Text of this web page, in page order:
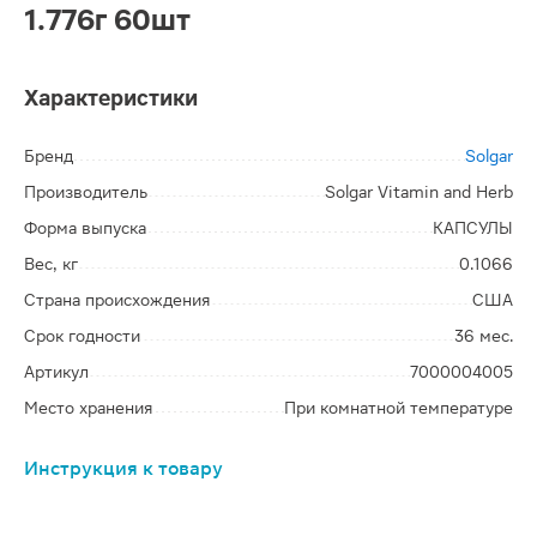
1.776г 60шт
Характеристики
Бренд
Solgar
Производитель
Solgar Vitamin and Herb
Форма выпуска
КАПСУЛЫ
Вес, кг
0.1066
Страна происхождения
США
Срок годности
36 мес.
Артикул
7000004005
Место хранения
При комнатной температуре
Инструкция к товару